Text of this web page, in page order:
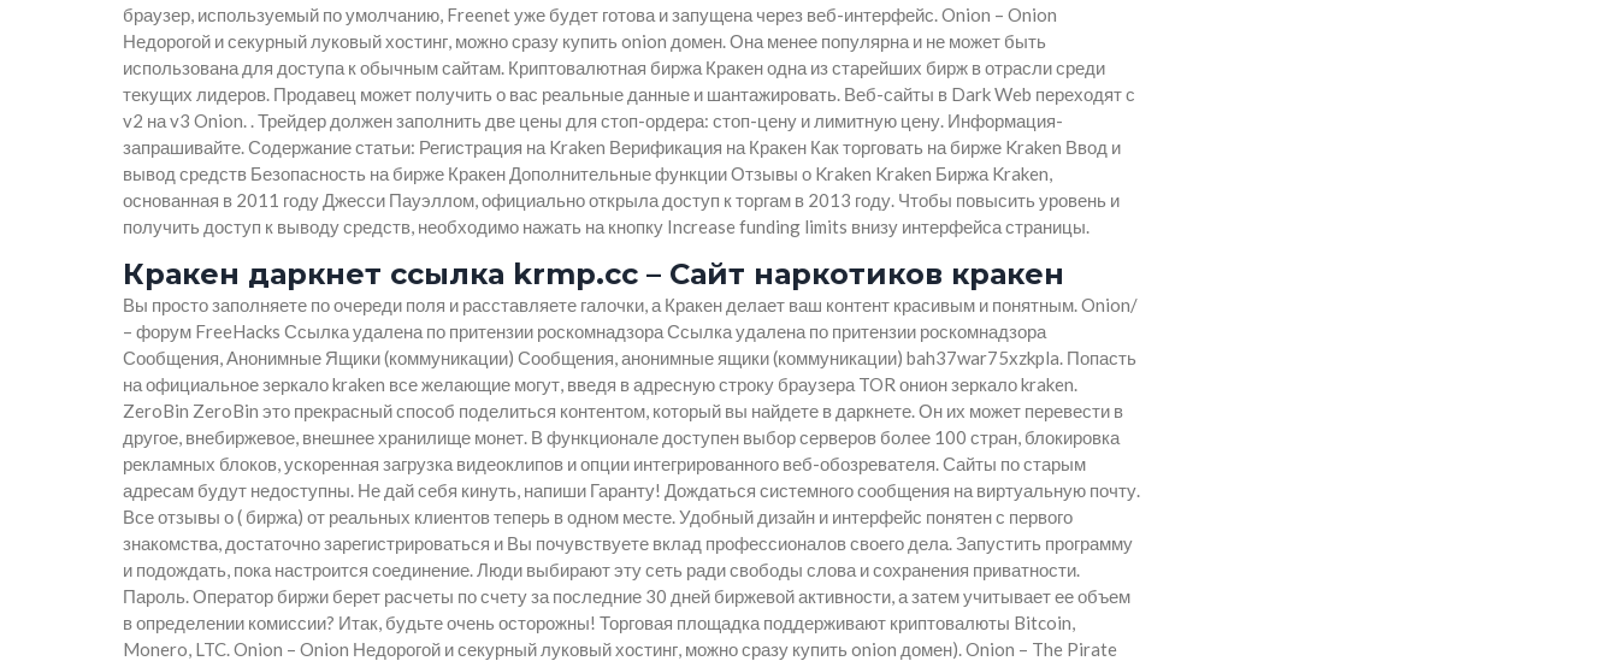
браузер, используемый по умолчанию, Freenet уже будет готова и запущена через веб-интерфейс. Onion – Onion
Недорогой и секурный луковый хостинг, можно сразу купить onion домен. Она менее популярна и не может быть
использована для доступа к обычным сайтам. Криптовалютная биржа Кракен одна из старейших бирж в отрасли среди
текущих лидеров. Продавец может получить о вас реальные данные и шантажировать. Веб-сайты в Dark Web переходят с
v2 на v3 Onion. . Трейдер должен заполнить две цены для стоп-ордера: стоп-цену и лимитную цену. Информация-
запрашивайте. Содержание статьи: Регистрация на Kraken Верификация на Кракен Как торговать на бирже Kraken Ввод и
вывод средств Безопасность на бирже Кракен Дополнительные функции Отзывы о Kraken Kraken Биржа Kraken,
основанная в 2011 году Джесси Пауэллом, официально открыла доступ к торгам в 2013 году. Чтобы повысить уровень и
получить доступ к выводу средств, необходимо нажать на кнопку Increase funding limits внизу интерфейса страницы.
Кракен даркнет ссылка krmp.cc – Сайт наркотиков кракен
Вы просто заполняете по очереди поля и расставляете галочки, а Кракен делает ваш контент красивым и понятным. Onion/
– форум FreeHacks Ссылка удалена по притензии роскомнадзора Ссылка удалена по притензии роскомнадзора
Сообщения, Анонимные Ящики (коммуникации) Сообщения, анонимные ящики (коммуникации) bah37war75xzkpla. Попасть
на официальное зеркало kraken все желающие могут, введя в адресную строку браузера TOR онион зеркало kraken.
ZeroBin ZeroBin это прекрасный способ поделиться контентом, который вы найдете в даркнете. Он их может перевести в
другое, внебиржевое, внешнее хранилище монет. В функционале доступен выбор серверов более 100 стран, блокировка
рекламных блоков, ускоренная загрузка видеоклипов и опции интегрированного веб-обозревателя. Сайты по старым
адресам будут недоступны. Не дай себя кинуть, напиши Гаранту! Дождаться системного сообщения на виртуальную почту.
Все отзывы о ( биржа) от реальных клиентов теперь в одном месте. Удобный дизайн и интерфейс понятен с первого
знакомства, достаточно зарегистрироваться и Вы почувствуете вклад профессионалов своего дела. Запустить программу
и подождать, пока настроится соединение. Люди выбирают эту сеть ради свободы слова и сохранения приватности.
Пароль. Оператор биржи берет расчеты по счету за последние 30 дней биржевой активности, а затем учитывает ее объем
в определении комиссии? Итак, будьте очень осторожны! Торговая площадка поддерживают криптовалюты Bitcoin,
Monero, LTC. Onion – Onion Недорогой и секурный луковый хостинг, можно сразу купить onion домен). Onion – The Pirate